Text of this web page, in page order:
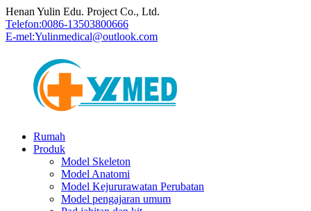
Henan Yulin Edu. Project Co., Ltd.
Telefon:0086-13503800666
E-mel:Yulinmedical@outlook.com
Rumah
Produk
Model Skeleton
Model Anatomi
Model Kejururawatan Perubatan
Model pengajaran umum